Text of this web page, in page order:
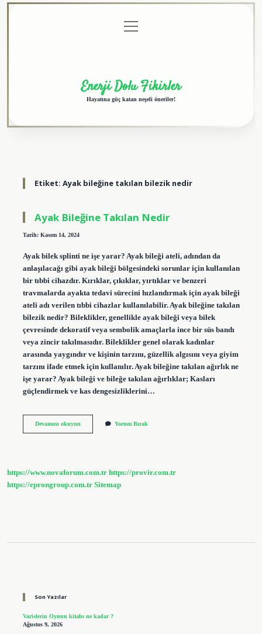
menüyü
aç
Enerji Dolu Fikirler
Hayatına güç katan neşeli öneriler!
Etiket: Ayak bileğine takılan bilezik nedir
Ayak Bileğine Takılan Nedir
Tarih: Kasım 14, 2024
Ayak bilek splinti ne işe yarar? Ayak bileği ateli, adından da
anlaşılacağı gibi ayak bileği bölgesindeki sorunlar için kullanılan
bir tıbbi cihazdır. Kırıklar, çıkıklar, yırtıklar ve benzeri
travmalarda ayakta tedavi sürecini hızlandırmak için ayak bileği
ateli adı verilen tıbbi cihazlar kullanılabilir. Ayak bileğine takılan
bilezik nedir? Bileklikler, genellikle ayak bileği veya bilek
çevresinde dekoratif veya sembolik amaçlarla ince bir süs bandı
veya zincir takılmasıdır. Bileklikler genel olarak kadınlar
arasında yaygındır ve kişinin tarzını, güzellik algısını veya giyim
tarzını ifade etmek için kullanılır. Ayak bileğine takılan ağırlık ne
işe yarar? Ayak bileği ve bileğe takılan ağırlıklar; Kasları
güçlendirmek ve kas dengesizliklerini…
Devamını okuyunAyak
Yorum Bırak
https://www.novaforum.com.tr https://provir.com.tr
https://eprongroup.com.tr Sitemap
Son Yazılar
Varislerin Oyunu kitabı ne kadar ?
Ağustos 9, 2026